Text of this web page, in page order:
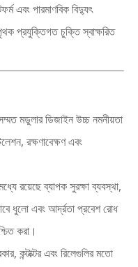
এবং পারমাণবিক বিদ্যুৎ
প্রযুক্তিগত চুক্তি স্বাক্ষরিত
মডুলার ডিজাইন উচ্চ নমনীয়তা
রক্ষণাবেক্ষণ এবং
রয়েছে ব্যাপক সুরক্ষা ব্যবস্থা,
ধুলো এবং আর্দ্রতা প্রবেশ রোধ
করা।
কন্টাক্টর এবং রিলেগুলির মতো